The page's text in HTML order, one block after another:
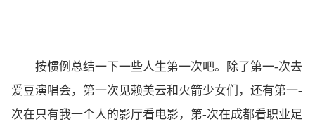
按惯例总结一下一些人生第一次吧。除了第一-次去
爱豆演唱会，第一次见赖美云和火箭少女们，还有第一-
次在只有我一个人的影厅看电影，第-次在成都看职业足